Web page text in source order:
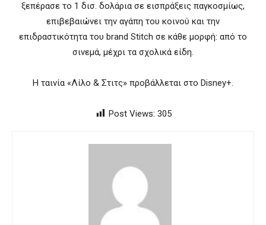
ξεπέρασε το 1 δισ. δολάρια σε εισπράξεις παγκοσμίως,
επιβεβαιώνει την αγάπη του κοινού και την
επιδραστικότητα του brand Stitch σε κάθε μορφή: από το
σινεμά, μέχρι τα σχολικά είδη.
Η ταινία «Λίλο & Στιτς» προβάλλεται στο Disney+.
Post Views: 305